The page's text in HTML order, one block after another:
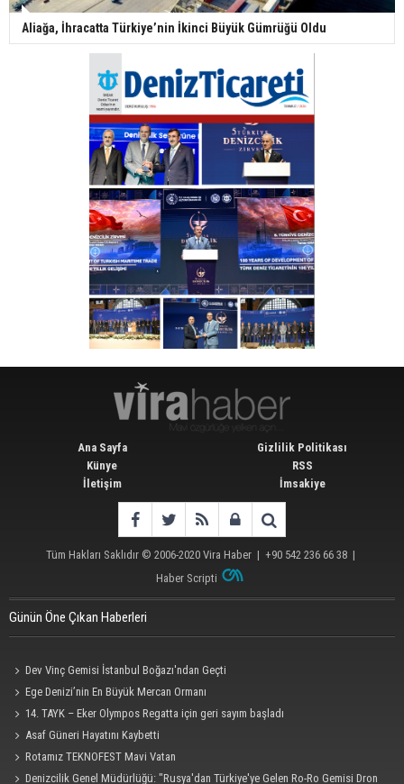
Aliağa, İhracatta Türkiye’nin İkinci Büyük Gümrüğü Oldu
Ana Sayfa
Künye
İletişim
Gizlilik Politikası
RSS
İmsakiye
Tüm Hakları Saklıdır © 2006-2020 Vira Haber | +90 542 236 66 38 |
Haber Scripti
Günün Öne Çıkan Haberleri
Dev Vinç Gemisi İstanbul Boğazı'ndan Geçti
Ege Denizi’nin En Büyük Mercan Ormanı
14. TAYK – Eker Olympos Regatta için geri sayım başladı
Asaf Güneri Hayatını Kaybetti
Rotamız TEKNOFEST Mavi Vatan
Denizcilik Genel Müdürlüğü: "Rusya'dan Türkiye'ye Gelen Ro-Ro Gemisi Dron